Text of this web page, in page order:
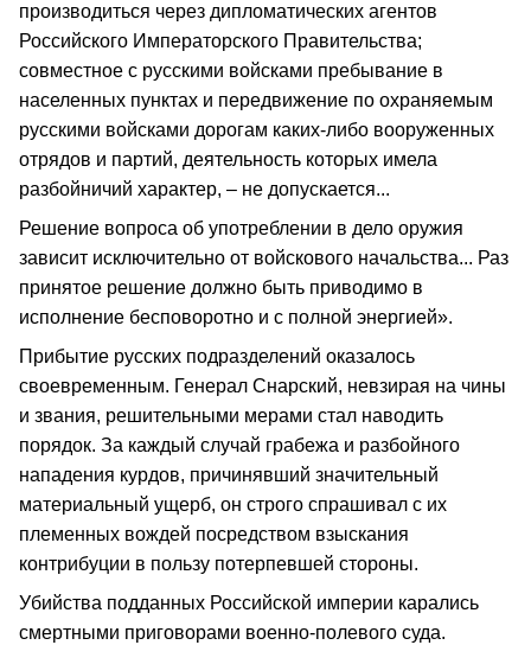
производиться через дипломатических агентов
Российского Императорского Правительства;
совместное с русскими войсками пребывание в
населенных пунктах и передвижение по охраняемым
русскими войсками дорогам каких-либо вооруженных
отрядов и партий, деятельность которых имела
разбойничий характер, – не допускается...
Решение вопроса об употреблении в дело оружия
зависит исключительно от войскового начальства... Раз
принятое решение должно быть приводимо в
исполнение бесповоротно и с полной энергией».
Прибытие русских подразделений оказалось
своевременным. Генерал Снарский, невзирая на чины
и звания, решительными мерами стал наводить
порядок. За каждый случай грабежа и разбойного
нападения курдов, причинявший значительный
материальный ущерб, он строго спрашивал с их
племенных вождей посредством взыскания
контрибуции в пользу потерпевшей стороны.
Убийства подданных Российской империи карались
смертными приговорами военно-полевого суда.